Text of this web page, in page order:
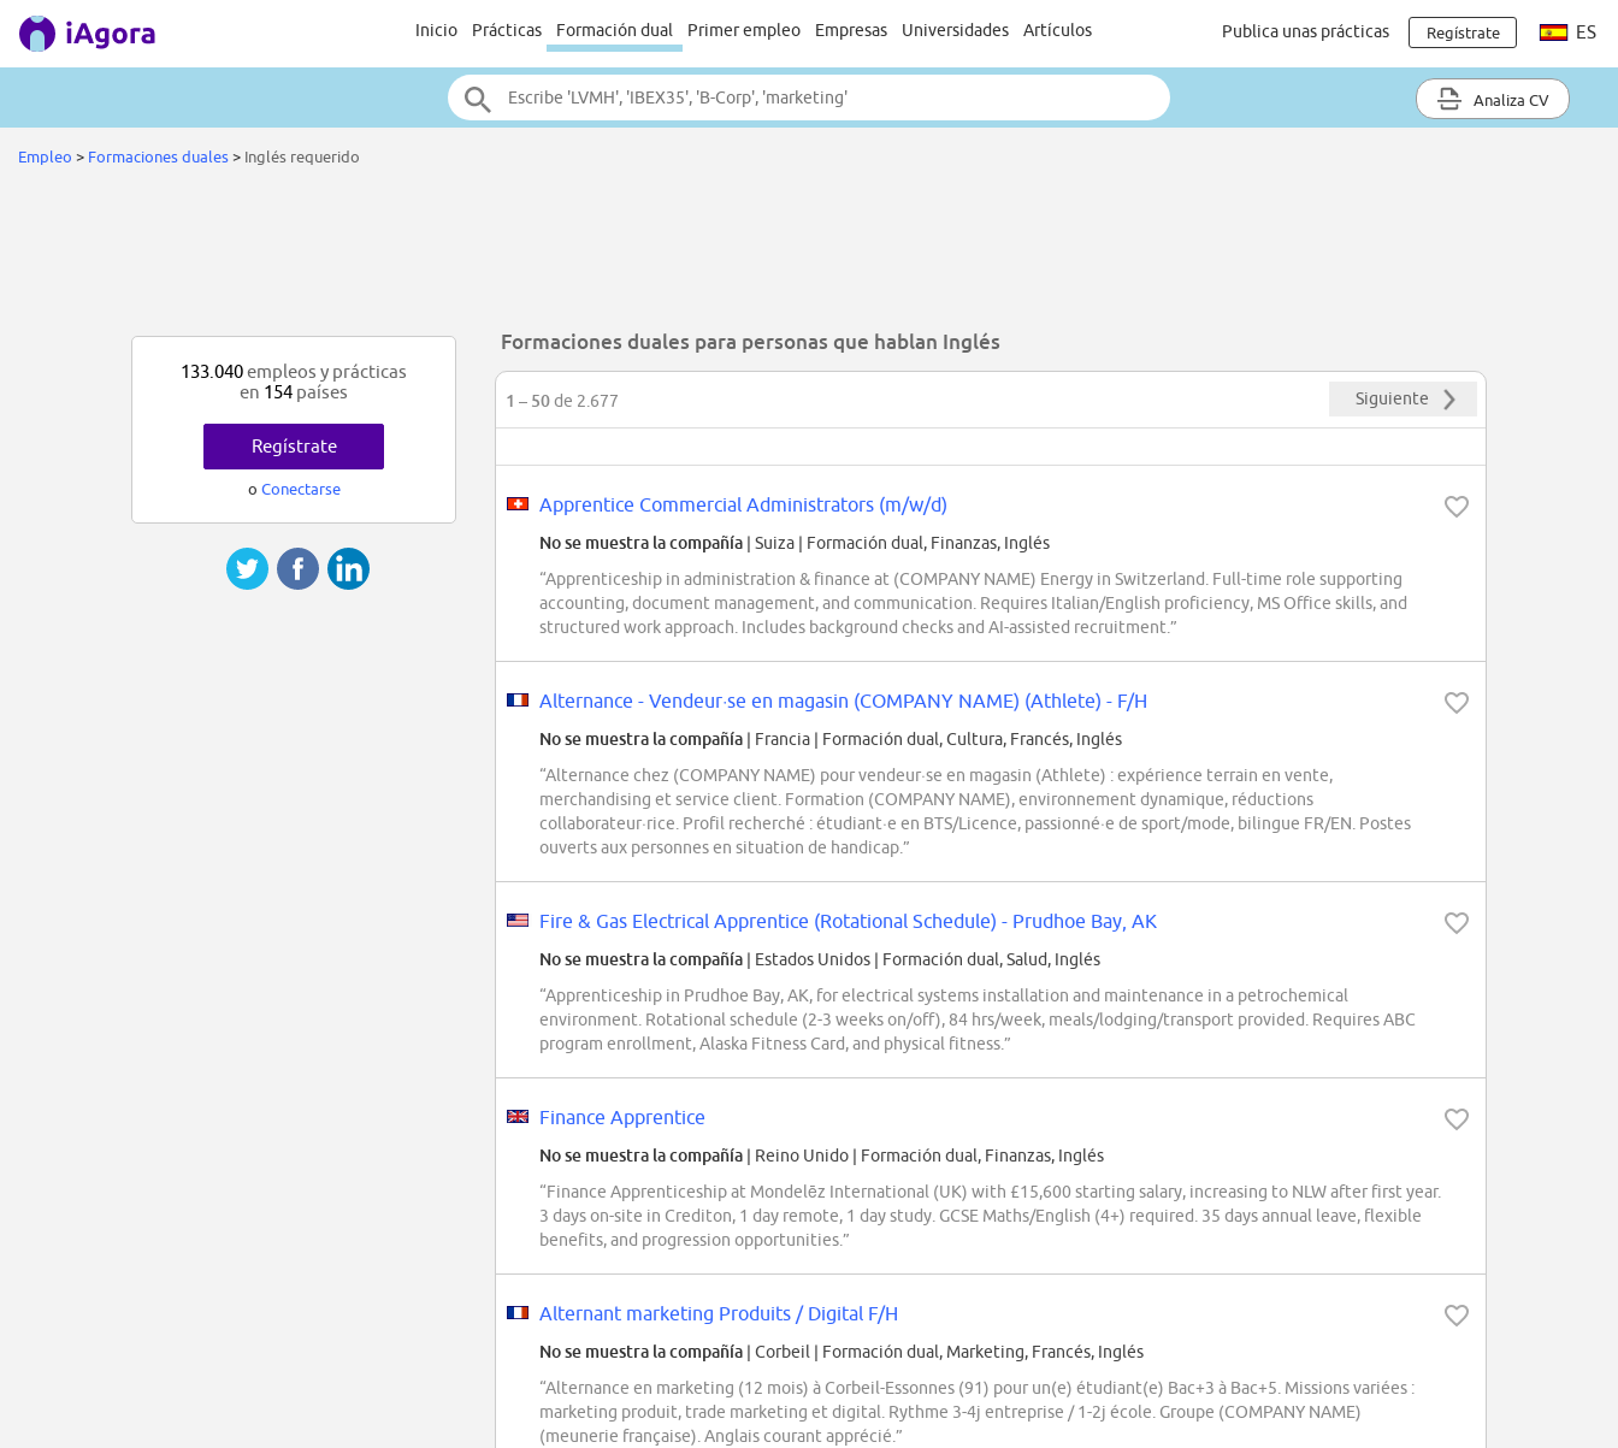
Inicio Prácticas Formación dual Primer empleo Empresas Universidades Artículos Publica unas prácticas Regístrate ES
Analiza CV
Empleo > Formaciones duales> Inglés requerido
Formaciones duales para personas que hablan Inglés
1 – 50de 2.677 Siguiente
Apprentice Commercial Administrators (m/w/d)
No se muestra la compañía | Suiza | Formación dual, Finanzas, Inglés
“Apprenticeship in administration & finance at (COMPANY NAME) Energy in Switzerland. Full-time role supporting
accounting, document management, and communication. Requires Italian/English proficiency, MS Office skills, and
structured work approach. Includes background checks and AI-assisted recruitment.”
Alternance - Vendeur·se en magasin (COMPANY NAME) (Athlete) - F/H
No se muestra la compañía | Francia | Formación dual, Cultura, Francés, Inglés
“Alternance chez (COMPANY NAME) pour vendeur·se en magasin (Athlete) : expérience terrain en vente,
merchandising et service client. Formation (COMPANY NAME), environnement dynamique, réductions
collaborateur·rice. Profil recherché : étudiant·e en BTS/Licence, passionné·e de sport/mode, bilingue FR/EN. Postes
ouverts aux personnes en situation de handicap.”
Fire & Gas Electrical Apprentice (Rotational Schedule) - Prudhoe Bay, AK
No se muestra la compañía | Estados Unidos | Formación dual, Salud, Inglés
“Apprenticeship in Prudhoe Bay, AK, for electrical systems installation and maintenance in a petrochemical
environment. Rotational schedule (2-3 weeks on/off), 84 hrs/week, meals/lodging/transport provided. Requires ABC
program enrollment, Alaska Fitness Card, and physical fitness.”
Finance Apprentice
No se muestra la compañía | Reino Unido | Formación dual, Finanzas, Inglés
“Finance Apprenticeship at Mondelēz International (UK) with £15,600 starting salary, increasing to NLW after first year.
3 days on-site in Crediton, 1 day remote, 1 day study. GCSE Maths/English (4+) required. 35 days annual leave, flexible
benefits, and progression opportunities.”
Alternant marketing Produits / Digital F/H
No se muestra la compañía | Corbeil | Formación dual, Marketing, Francés, Inglés
“Alternance en marketing (12 mois) à Corbeil-Essonnes (91) pour un(e) étudiant(e) Bac+3 à Bac+5. Missions variées :
marketing produit, trade marketing et digital. Rythme 3-4j entreprise / 1-2j école. Groupe (COMPANY NAME)
(meunerie française). Anglais courant apprécié.”
133.040empleos y prácticas
en 154 países
Regístrate
o Conectarse